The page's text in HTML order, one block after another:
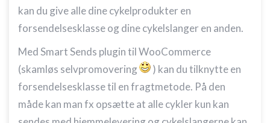
kan du give alle dine cykelprodukter en
forsendelsesklasse og dine cykelslanger en anden.
Med Smart Sends plugin til WooCommerce
(skamløs selvpromovering
) kan du tilknytte en
forsendelsesklasse til en fragtmetode. På den
måde kan man fx opsætte at alle cykler kun kan